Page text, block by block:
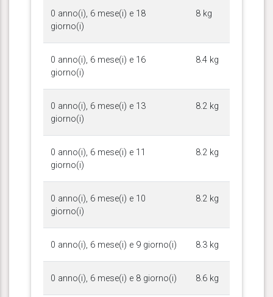
0 anno(i), 6 mese(i) e 18
giorno(i)
8 kg
0 anno(i), 6 mese(i) e 16
giorno(i)
8.4 kg
0 anno(i), 6 mese(i) e 13
giorno(i)
8.2 kg
0 anno(i), 6 mese(i) e 11
giorno(i)
8.2 kg
0 anno(i), 6 mese(i) e 10
giorno(i)
8.2 kg
0 anno(i), 6 mese(i) e 9 giorno(i) 8.3 kg
0 anno(i), 6 mese(i) e 8 giorno(i) 8.6 kg